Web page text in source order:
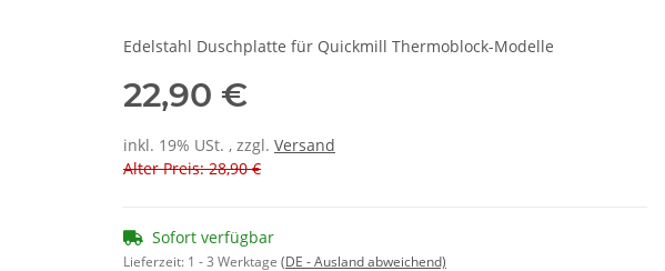
Edelstahl Duschplatte für Quickmill Thermoblock-Modelle
22,90 €
inkl. 19% USt. , zzgl. Versand
Alter Preis: 28,90 €
Sofort verfügbar
Lieferzeit: 1 - 3 Werktage (DE - Ausland abweichend)